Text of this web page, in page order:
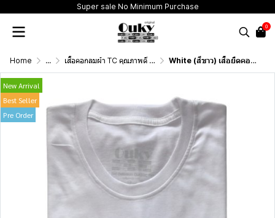
Super sale No Minimum Purchase
0
Home ... เสื้อคอกลมผ้า TC คุณภาพดี (T-Shirt Classic Ronnd Neck Good ouality Fabric) White (สีขาว) เสื้อยืดคอกลม ดีไซน์สวย เนื้อผ้าบางเบา เนื้อผ้านุ่มสวมใส่สบาย ระบายอากาศดี ไม่ร้อนอบอ้าว
New Arrival
Best Seller
Pre Order